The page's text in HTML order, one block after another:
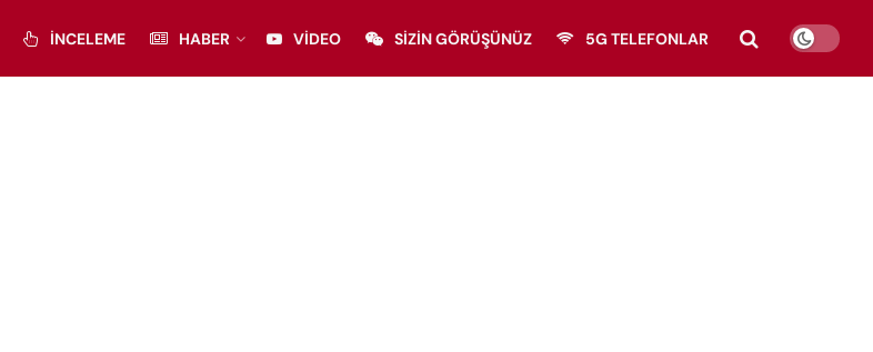
İNCELEME HABER VIDEO SIZIN GÖRÜŞÜNÜZ 5G TELEFONLAR